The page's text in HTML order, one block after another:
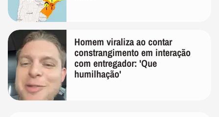
Homem viraliza ao contar
constrangimento em interação
com entregador: 'Que
humilhação'